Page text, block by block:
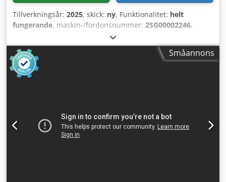
Tillverkningsår: 2025, skick: ny, Funktionalitet: helt
fungerande, maskin-/fordonsnummer: 2SG00002246,
Högkvalitativ växelmotor. Skärkammern och växelmotorer
på SG-24T kommer från världsledande tillverkare. SG-
14/24N-serien har en kombinerad kuggtand- och
knivskärare. Skärbladen klyver stora bitar till mindre, och
kuggtandsskäraren finfördelar materialet med mindre
spänningskoncentration. Detta ökar livslängden och
minimerar dammutvecklingen. Motoraxel och rotoraxel på
modellerna SG-14/24T/24N är kopplade med en
Småannons